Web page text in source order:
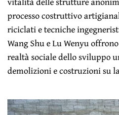
processo costruttivo
riciclati e tecniche
Wang Shu e Lu Wenyu
realtà sociale dello sviluppo
demolizioni e costruzioni su